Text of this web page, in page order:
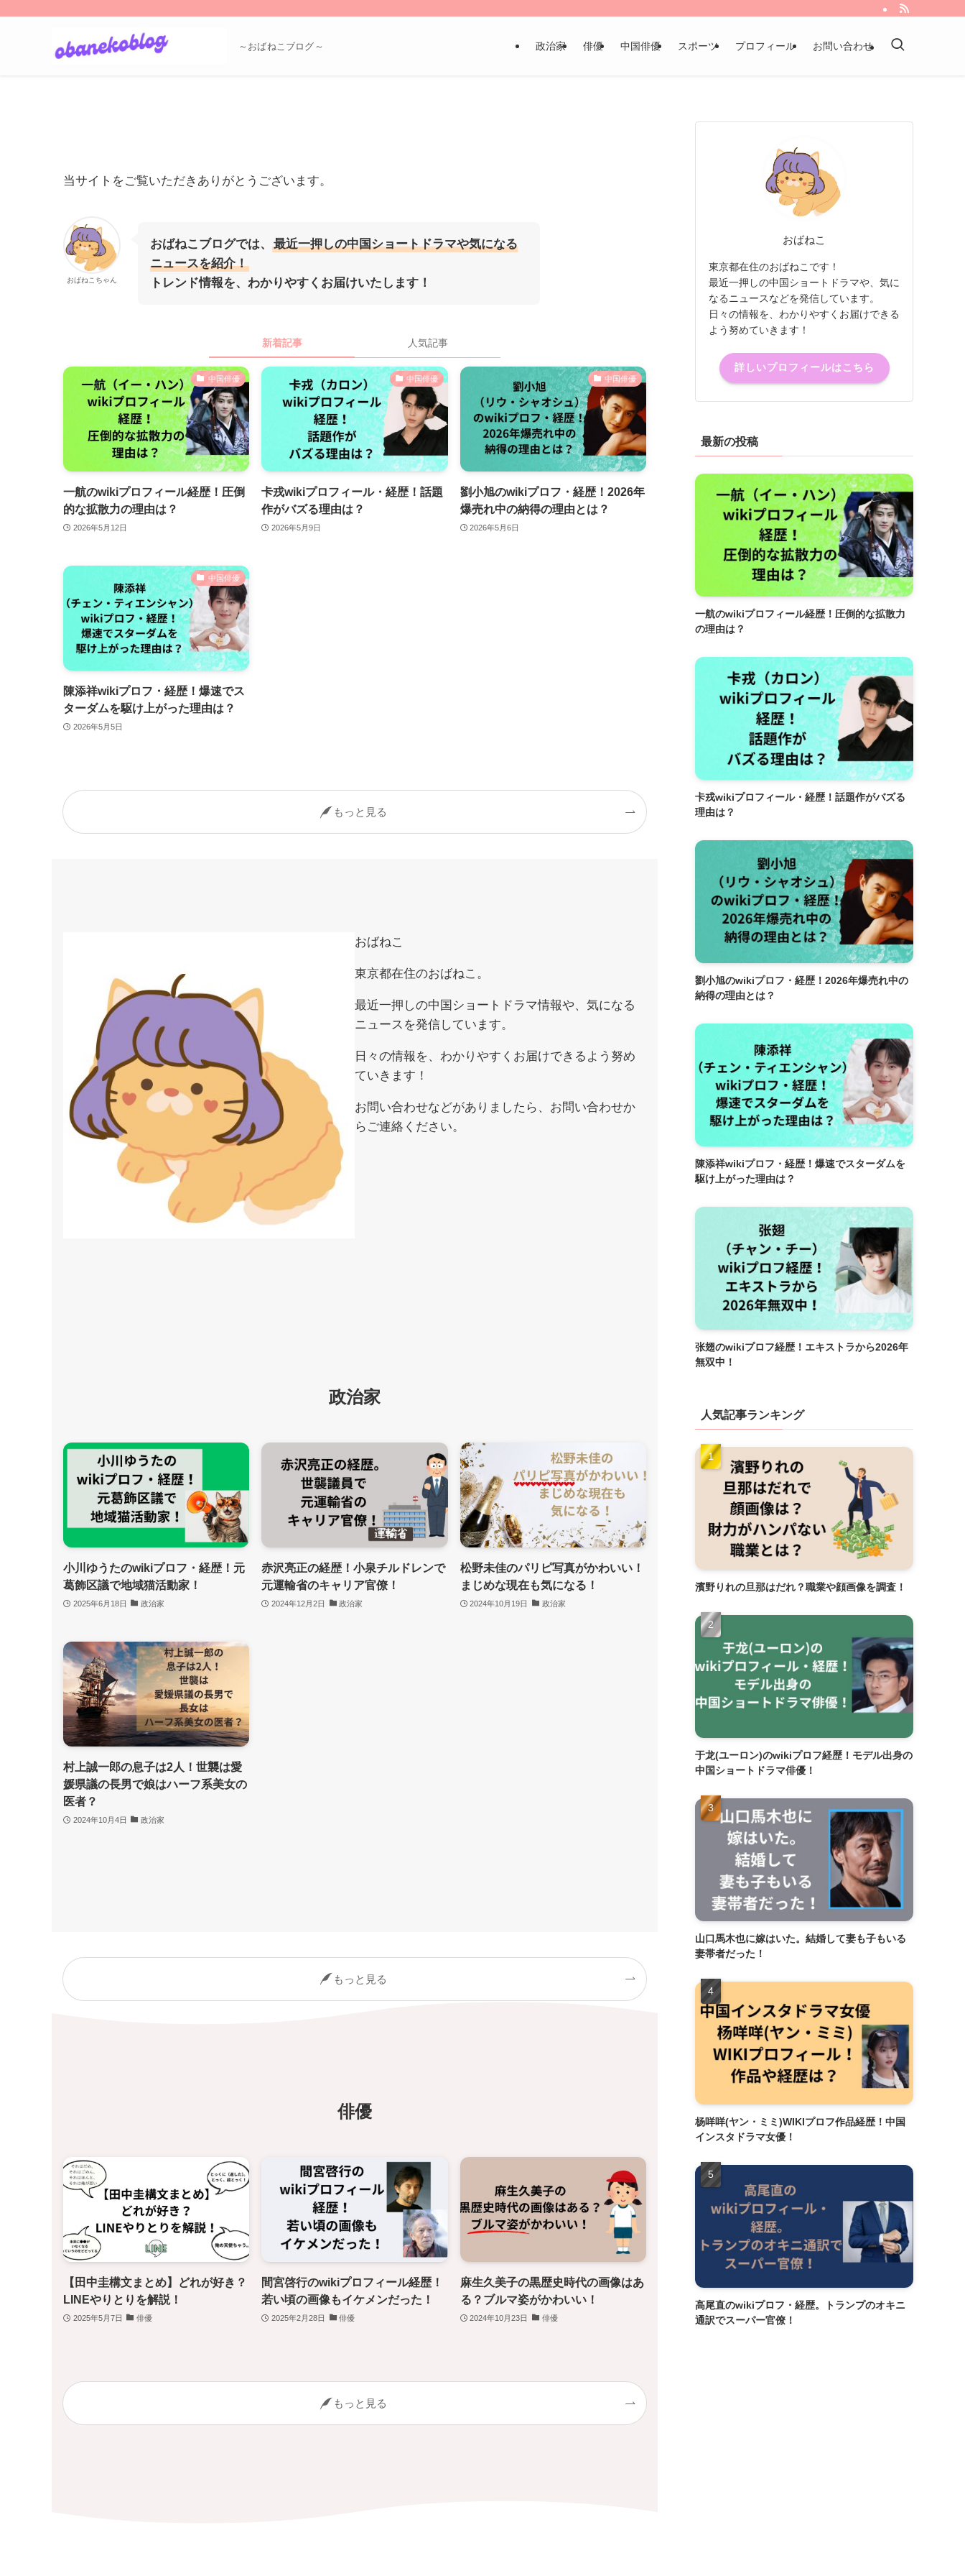
～おばねこブログ～ 政治家 俳優 中国俳優 スポーツ プロフィール お問い合わせ
当サイトをご覧いただきありがとうございます。
おばねこちゃん
おばねこブログでは、
最近一押しの中国ショートドラマや気になる
ニュースを紹介！
トレンド情報を、わかりやすくお届けいたします！
新着記事 人気記事
中国俳優
一航のwikiプロフィール経歴！圧倒
的な拡散力の理由は？
2026年5月12日
中国俳優
卡戎wikiプロフィール・経歴！話題
作がバズる理由は？
2026年5月9日
中国俳優
劉小旭のwikiプロフ・経歴！2026年
爆売れ中の納得の理由とは？
2026年5月6日
中国俳優
陳添祥wikiプロフ・経歴！爆速でス
ターダムを駆け上がった理由は？
2026年5月5日
もっと見る
おばねこ
東京都在住のおばねこ。
最近一押しの中国ショートドラマ情報や、気になる
ニュースを発信しています。
日々の情報を、わかりやすくお届けできるよう努め
ていきます！
お問い合わせなどがありましたら、お問い合わせか
らご連絡ください。
政治家
小川ゆうたのwikiプロフ・経歴！元
葛飾区議で地域猫活動家！
2025年6月18日 政治家
赤沢亮正の経歴！小泉チルドレンで
元運輸省のキャリア官僚！
2024年12月2日 政治家
松野未佳のパリピ写真がかわいい！
まじめな現在も気になる！
2024年10月19日 政治家
村上誠一郎の息子は2人！世襲は愛
媛県議の長男で娘はハーフ系美女の
医者？
2024年10月4日 政治家
もっと見る
俳優
【田中圭構文まとめ】どれが好き？
LINEやりとりを解説！
2025年5月7日 俳優
間宮啓行のwikiプロフィール経歴！
若い頃の画像もイケメンだった！
2025年2月28日 俳優
麻生久美子の黒歴史時代の画像はあ
る？ブルマ姿がかわいい！
2024年10月23日 俳優
もっと見る
おばねこ
東京都在住のおばねこです！
最近一押しの中国ショートドラマや、気に
なるニュースなどを発信しています。
日々の情報を、わかりやすくお届けできる
よう努めていきます！
詳しいプロフィールはこちら
最新の投稿
一航のwikiプロフィール経歴！圧倒的な拡散力
の理由は？
卡戎wikiプロフィール・経歴！話題作がバズる
理由は？
劉小旭のwikiプロフ・経歴！2026年爆売れ中の
納得の理由とは？
陳添祥wikiプロフ・経歴！爆速でスターダムを
駆け上がった理由は？
张翅のwikiプロフ経歴！エキストラから2026年
無双中！
人気記事ランキング
濱野りれの旦那はだれ？職業や顔画像を調査！
于龙(ユーロン)のwikiプロフ経歴！モデル出身の
中国ショートドラマ俳優！
山口馬木也に嫁はいた。結婚して妻も子もいる
妻帯者だった！
杨咩咩(ヤン・ミミ)WIKIプロフ作品経歴！中国
インスタドラマ女優！
高尾直のwikiプロフ・経歴。トランプのオキニ
通訳でスーパー官僚！